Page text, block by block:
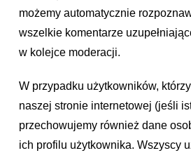
możemy automatycznie
wszelkie komentarze
w kolejce moderacji.
W przypadku użytkowników,
naszej stronie internetowej (jeśli
przechowujemy również dane
ich profilu użytkownika. Wszyscy